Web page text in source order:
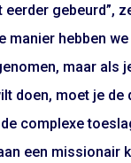
eerder gebeurd”,
manier hebben
maar als
doen, moet je de
complexe
een missionair